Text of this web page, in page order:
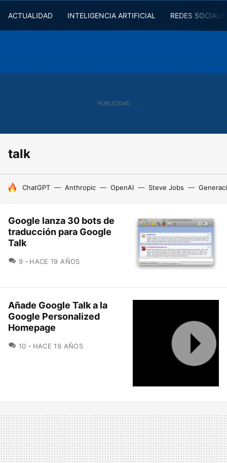
ACTUALIDAD INTELIGENCIA ARTIFICIAL REDES
talk
HOY SE HABLA DE
ChatGPT Anthropic OpenAI Steve Jobs
Google lanza 30 bots de
traducción para Google
Talk
9 COMENTARIOS
HACE 19 AÑOS
Añade Google Talk a la
Google Personalized
Homepage
10 COMENTARIOS
HACE 19 AÑOS